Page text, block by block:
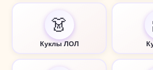
👗
Куклы ЛОЛ